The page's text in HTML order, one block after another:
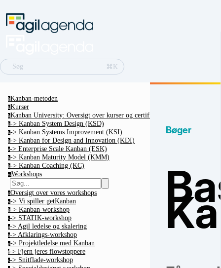
Søg ⌘K
kKanban-metoden
kKurser
kKanban University: Oversigt over kurser og certificeringer
k-> Kanban System Design (KSD)
k-> Kanban Systems Improvement (KSI)
k-> Kanban for Design and Innovation (KDI)
e-> Enterprise Scale Kanban (ESK)
k-> Kanban Maturity Model (KMM)
k-> Kanban Coaching (KC)
wWorkshops
oOversigt over vores workshops
v-> Vi spiller getKanban
k-> Kanban-workshop
s-> STATIK-workshop
a-> Agil ledelse og skalering
a-> Afklarings-workshop
p-> Projektledelse med Kanban
f-> Fjern jeres flowstoppere
s-> Snitflade-workshop
Bøger